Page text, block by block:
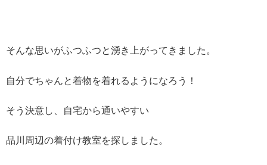
そんな思いがふつふつと湧き上がってきました。
自分でちゃんと着物を着れるようになろう！
そう決意し、自宅から通いやすい
品川周辺の着付け教室を探しました。